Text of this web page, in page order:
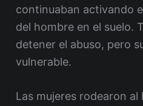
continuaban activando
del hombre en el suelo.
detener el abuso, pero
vulnerable.
Las mujeres rodearon al